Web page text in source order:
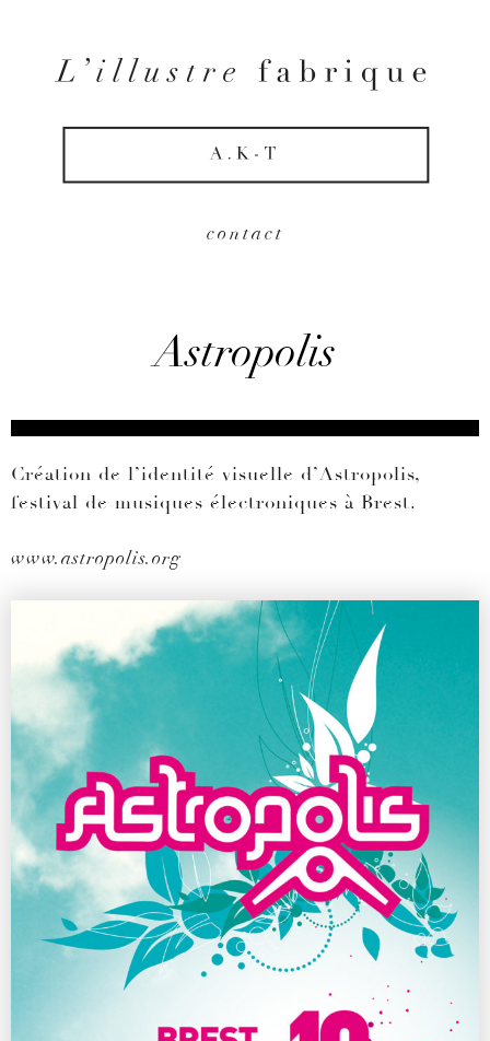
contact
Astropolis
Création de l’identité visuelle d’Astropolis,
festival de musiques électroniques à Brest.
www.astropolis.org